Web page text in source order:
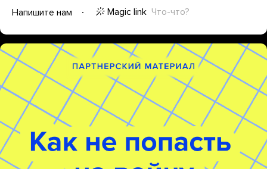
Напишите нам
Magic link Что-что?